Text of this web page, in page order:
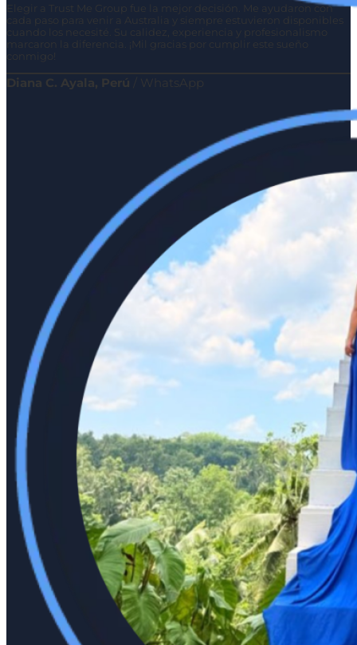
Elegir a Trust Me Group fue la mejor decisión. Me ayudaron con
cada paso para venir a Australia y siempre estuvieron disponibles
cuando los necesité. Su calidez, experiencia y profesionalismo
marcaron la diferencia. ¡Mil gracias por cumplir este sueño
conmigo!
Diana C. Ayala, Perú / WhatsApp